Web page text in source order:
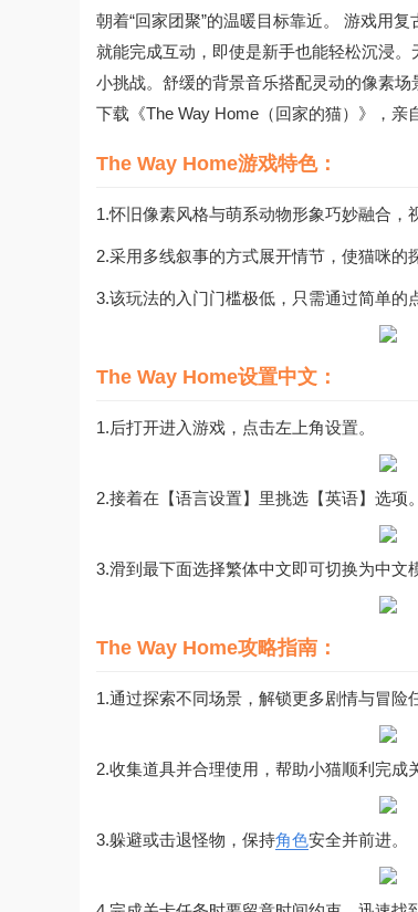
朝着“回家团聚”的温暖目标靠近。 游戏用
就能完成互动，即使是新手也能轻松沉浸
小挑战。舒缓的背景音乐搭配灵动的像素
下载《The Way Home（回家的猫）》，亲
The Way Home游戏特色：
1.怀旧像素风格与萌系动物形象巧妙融合，
2.采用多线叙事的方式展开情节，使猫咪的
3.该玩法的入门门槛极低，只需通过简单的
The Way Home设置中文：
1.后打开进入游戏，点击左上角设置。
2.接着在【语言设置】里挑选【英语】选项。
3.滑到最下面选择繁体中文即可切换为中文
The Way Home攻略指南：
1.通过探索不同场景，解锁更多剧情与冒险
2.收集道具并合理使用，帮助小猫顺利完成
3.躲避或击退怪物，保持角色安全并前进。